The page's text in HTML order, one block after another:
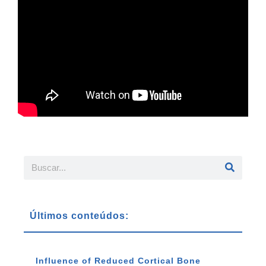
Últimos conteúdos:
Influence of Reduced Cortical Bone